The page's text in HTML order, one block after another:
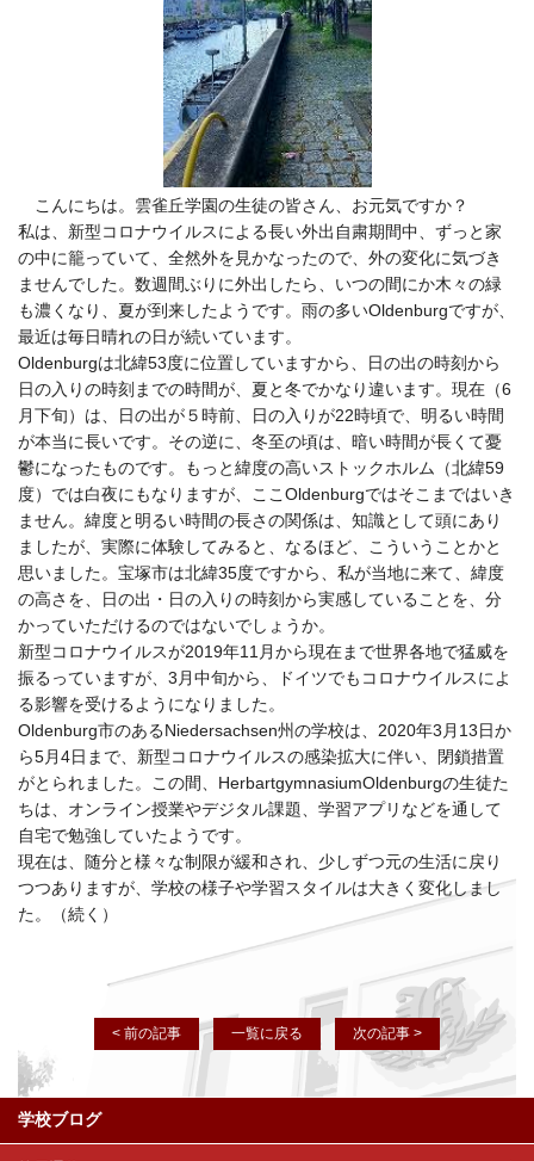
こんにちは。雲雀丘学園の生徒の皆さん、お元気ですか？
私は、新型コロナウイルスによる長い外出自粛期間中、ずっと家
の中に籠っていて、全然外を見かなったので、外の変化に気づき
ませんでした。数週間ぶりに外出したら、いつの間にか木々の緑
も濃くなり、夏が到来したようです。雨の多いOldenburgですが、
最近は毎日晴れの日が続いています。
Oldenburgは北緯53度に位置していますから、日の出の時刻から
日の入りの時刻までの時間が、夏と冬でかなり違います。現在（6
月下旬）は、日の出が５時前、日の入りが22時頃で、明るい時間
が本当に長いです。その逆に、冬至の頃は、暗い時間が長くて憂
鬱になったものです。もっと緯度の高いストックホルム（北緯59
度）では白夜にもなりますが、ここOldenburgではそこまではいき
ません。緯度と明るい時間の長さの関係は、知識として頭にあり
ましたが、実際に体験してみると、なるほど、こういうことかと
思いました。宝塚市は北緯35度ですから、私が当地に来て、緯度
の高さを、日の出・日の入りの時刻から実感していることを、分
かっていただけるのではないでしょうか。
新型コロナウイルスが2019年11月から現在まで世界各地で猛威を
振るっていますが、 3月中旬から、ドイツでもコロナウイルスによ
る影響を受けるようになりました。
Oldenburg市のあるNiedersachsen州の学校は、 2020年3月 13日か
ら5月4日まで、新型コロナウイルスの感染拡大に伴い、閉鎖措置
がとられました。この間、 HerbartgymnasiumOldenburgの生徒た
ちは、オンライン授業やデジタル課題、学習アプリなどを通して
自宅で勉強していたようです。
現在は、随分と様々な制限が緩和され、少しずつ元の生活に戻り
つつありますが、学校の様子や学習スタイルは大きく変化しまし
た。（続く）
< 前の記事 一覧に戻る 次の記事 >
学校ブログ